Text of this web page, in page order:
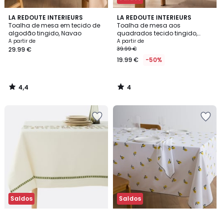
LA REDOUTE INTERIEURS
Toalha de mesa em tecido de
algodão tingido, Navao
A partir de
29.99 €
4,4
/ 5
4,4
/
LA REDOUTE INTERIEURS
Toalha de mesa aos
quadrados tecido tingido,
algodão/linho, Tissala
A partir de
39.99 €
19.99 € -50%
4
/
5
4
/
Saldos Saldos